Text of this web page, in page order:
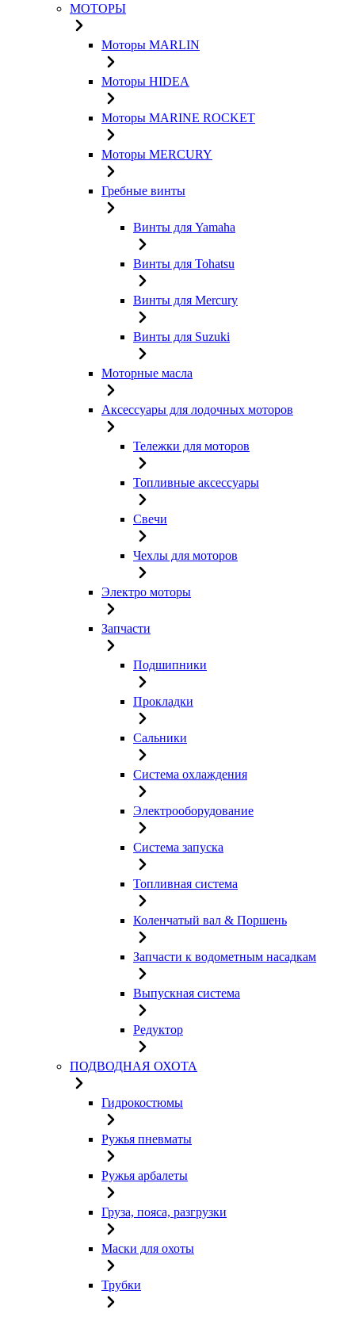
МОТОРЫ
Моторы MARLIN
Моторы HIDEA
Моторы MARINE ROCKET
Моторы MERCURY
Гребные винты
Винты для Yamaha
Винты для Tohatsu
Винты для Mercury
Винты для Suzuki
Моторные масла
Аксессуары для лодочных моторов
Тележки для моторов
Топливные аксессуары
Свечи
Чехлы для моторов
Электро моторы
Запчасти
Подшипники
Прокладки
Сальники
Система охлаждения
Электрооборудование
Система запуска
Топливная система
Коленчатый вал & Поршень
Запчасти к водометным насадкам
Выпускная система
Редуктор
ПОДВОДНАЯ ОХОТА
Гидрокостюмы
Ружья пневматы
Ружья арбалеты
Груза, пояса, разгрузки
Маски для охоты
Трубки